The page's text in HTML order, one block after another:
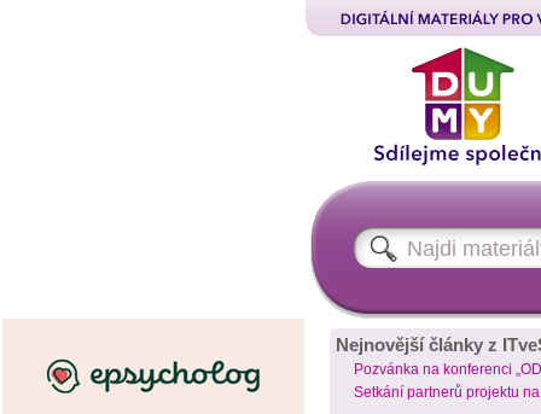
Nejnovější články z
Pozvánka na konferenci
Setkání partnerů projektu